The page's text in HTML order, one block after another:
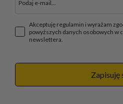
Akceptuję regulamin i wyrażam
powyższych danych osobowych w
newslettera.
Zapisuję